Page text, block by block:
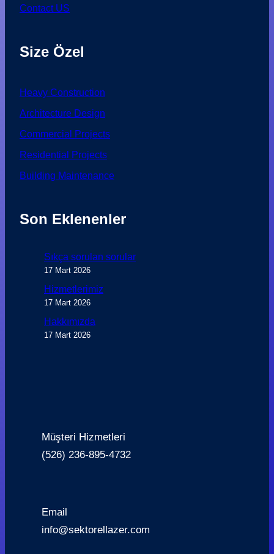
Contact US
Size Özel
Heavy Construction
Architecture Design
Commercial Projects
Residential Projects
Building Maintenance
Son Eklenenler
Sıkça sorulan sorular
17 Mart 2026
Hizmetlerimiz
17 Mart 2026
Hakkımızda
17 Mart 2026
Müşteri Hizmetleri
(526) 236-895-4732
Email
info@sektorellazer.com